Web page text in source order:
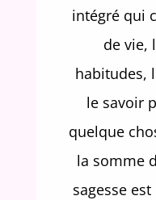
intégré qui
de vie,
habitudes,
le savoir
quelque
la somme
sagesse